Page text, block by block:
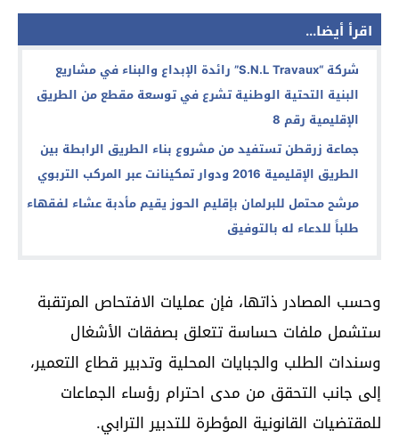
اقرأ أيضا...
شركة “S.N.L Travaux” رائدة الإبداع والبناء في مشاريع
البنية التحتية الوطنية تشرع في توسعة مقطع من الطريق
الإقليمية رقم 8
جماعة زرقطن تستفيد من مشروع بناء الطريق الرابطة بين
الطريق الإقليمية 2016 ودوار تمكينانت عبر المركب التربوي
مرشح محتمل للبرلمان بإقليم الحوز يقيم مأدبة عشاء لفقهاء
طلباً للدعاء له بالتوفيق
وحسب المصادر ذاتها، فإن عمليات الافتحاص المرتقبة
ستشمل ملفات حساسة تتعلق بصفقات الأشغال
وسندات الطلب والجبايات المحلية وتدبير قطاع التعمير،
إلى جانب التحقق من مدى احترام رؤساء الجماعات
للمقتضيات القانونية المؤطرة للتدبير الترابي.